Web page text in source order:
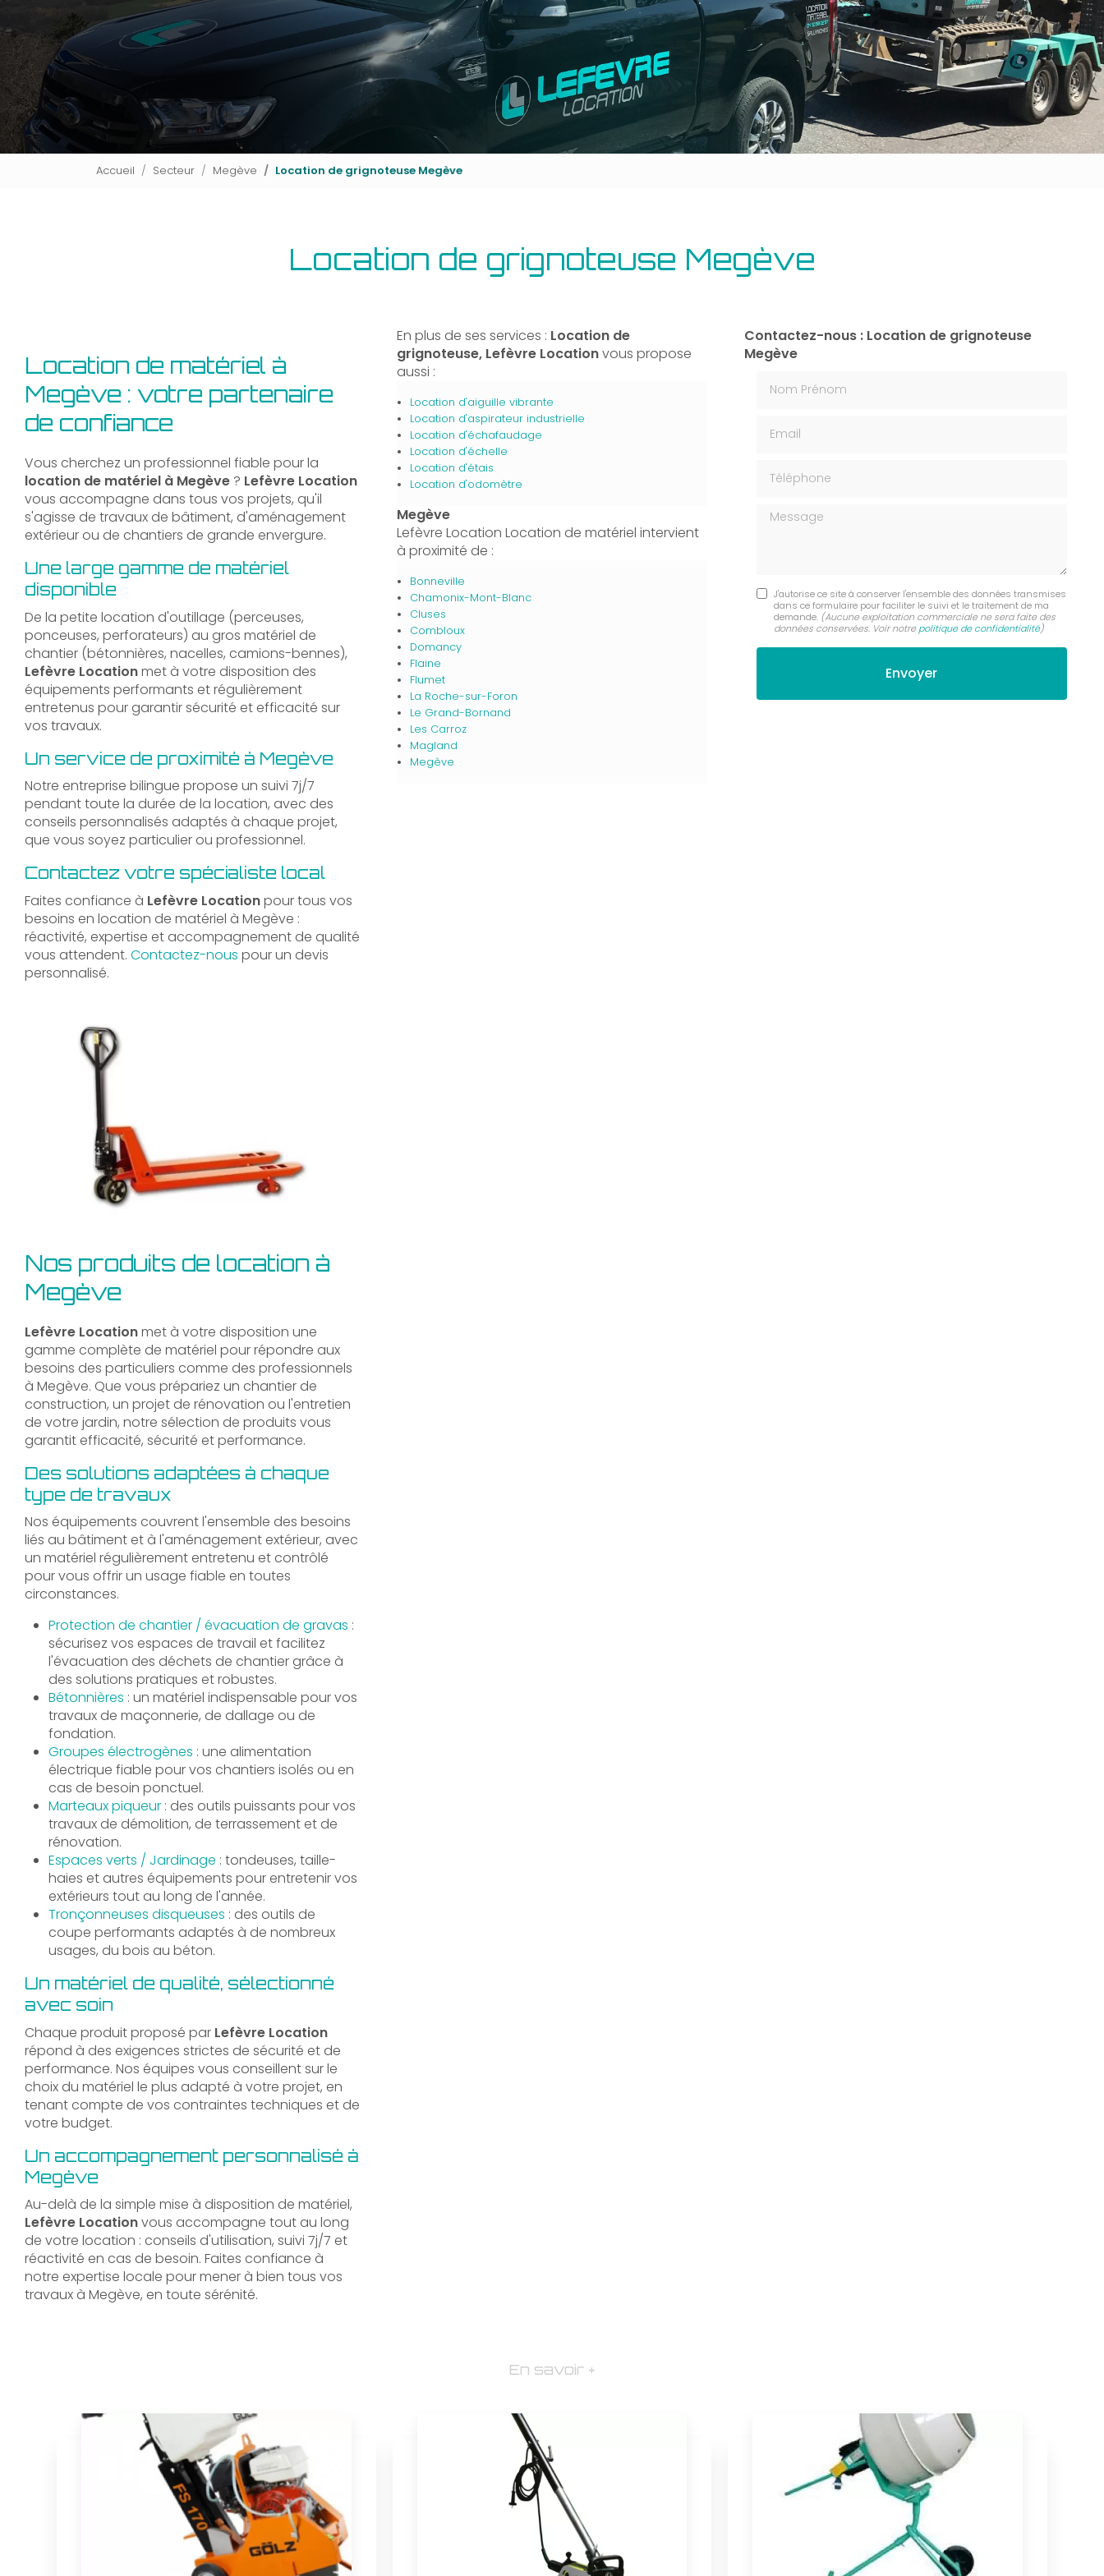
Outillage bâtiment
Energie
Accueil Secteur Megève Location de grignoteuse Megève
Location de grignoteuse Megève
Location de matériel à
Megève : votre partenaire
de confiance
Vous cherchez un professionnel fiable pour la
location de matériel à Megève ? Lefèvre Location
vous accompagne dans tous vos projets, qu'il
s'agisse de travaux de bâtiment, d'aménagement
extérieur ou de chantiers de grande envergure.
Une large gamme de matériel
disponible
De la petite location d'outillage (perceuses,
ponceuses, perforateurs) au gros matériel de
chantier (bétonnières, nacelles, camions-bennes),
Lefèvre Locationmet à votre disposition des
équipements performants et régulièrement
entretenus pour garantir sécurité et efficacité sur
vos travaux.
Un service de proximité à Megève
Notre entreprise bilingue propose un suivi 7j/7
pendant toute la durée de la location, avec des
conseils personnalisés adaptés à chaque projet,
que vous soyez particulier ou professionnel.
Contactez votre spécialiste local
Faites confiance à Lefèvre Locationpour tous vos
besoins en location de matériel à Megève :
réactivité, expertise et accompagnement de qualité
vous attendent. Contactez-nous pour un devis
personnalisé.
Nos produits de location à
Megève
Lefèvre Locationmet à votre disposition une
gamme complète de matériel pour répondre aux
besoins des particuliers comme des professionnels
à Megève. Que vous prépariez un chantier de
construction, un projet de rénovation ou l'entretien
de votre jardin, notre sélection de produits vous
garantit efficacité, sécurité et performance.
Des solutions adaptées à chaque
type de travaux
Nos équipements couvrent l'ensemble des besoins
liés au bâtiment et à l'aménagement extérieur, avec
un matériel régulièrement entretenu et contrôlé
pour vous offrir un usage fiable en toutes
circonstances.
Protection de chantier / évacuation de gravas :
sécurisez vos espaces de travail et facilitez
l'évacuation des déchets de chantier grâce à
des solutions pratiques et robustes.
Bétonnières : un matériel indispensable pour vos
travaux de maçonnerie, de dallage ou de
fondation.
Groupes électrogènes : une alimentation
électrique fiable pour vos chantiers isolés ou en
cas de besoin ponctuel.
Marteaux piqueur: des outils puissants pour vos
travaux de démolition, de terrassement et de
rénovation.
Espaces verts / Jardinage : tondeuses, taille-
haies et autres équipements pour entretenir vos
extérieurs tout au long de l'année.
Tronçonneuses disqueuses : des outils de
coupe performants adaptés à de nombreux
usages, du bois au béton.
Un matériel de qualité, sélectionné
avec soin
Chaque produit proposé par Lefèvre Location
répond à des exigences strictes de sécurité et de
performance. Nos équipes vous conseillent sur le
choix du matériel le plus adapté à votre projet, en
tenant compte de vos contraintes techniques et de
votre budget.
Un accompagnement personnalisé à
Megève
Au-delà de la simple mise à disposition de matériel,
Lefèvre Locationvous accompagne tout au long
de votre location : conseils d'utilisation, suivi 7j/7 et
réactivité en cas de besoin. Faites confiance à
notre expertise locale pour mener à bien tous vos
travaux à Megève, en toute sérénité.
En plus de ses services : Location de
grignoteuse, Lefèvre Locationvous propose
aussi :
Location d'aiguille vibrante
Location d'aspirateur industrielle
Location d'échafaudage
Location d'échelle
Location d'étais
Location d'odomètre
Megève
Lefèvre Location Location de matériel intervient
à proximité de :
Bonneville
Chamonix-Mont-Blanc
Cluses
Combloux
Domancy
Flaine
Flumet
La Roche-sur-Foron
Le Grand-Bornand
Les Carroz
Magland
Megève
Contactez-nous : Location de grignoteuse
Megève
Message
J'autorise ce site à conserver l'ensemble des données transmises
dans ce formulaire pour faciliter le suivi et le traitement de ma
demande. (Aucune exploitation commerciale ne sera faite des
données conservées. Voir notre politique de confidentialité)
En savoir +